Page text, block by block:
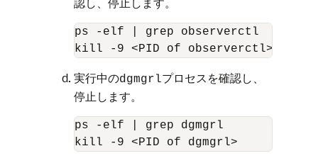
ps -elf | grep observerctl
kill -9 <PID of observerctl>
実行中のdgmgrlプロセスを確認し、
停止します。
ps -elf | grep dgmgrl
kill -9 <PID of dgmgrl>